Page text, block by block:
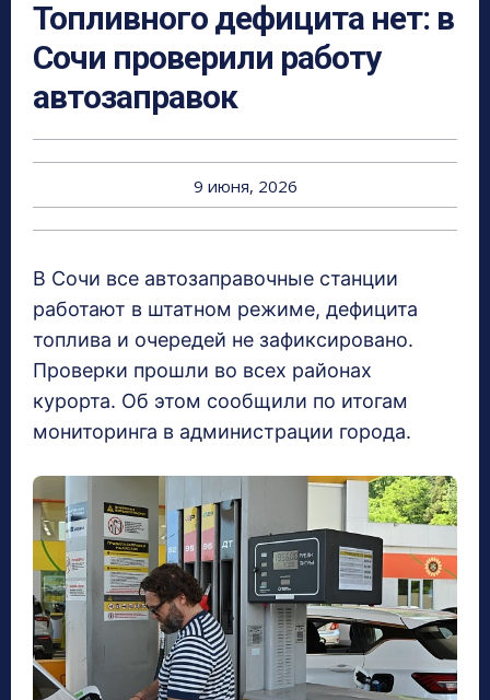
Топливного дефицита нет: в
Сочи проверили работу
автозаправок
9 июня, 2026
В Сочи все автозаправочные станции
работают в штатном режиме, дефицита
топлива и очередей не зафиксировано.
Проверки прошли во всех районах
курорта. Об этом сообщили по итогам
мониторинга в администрации города.